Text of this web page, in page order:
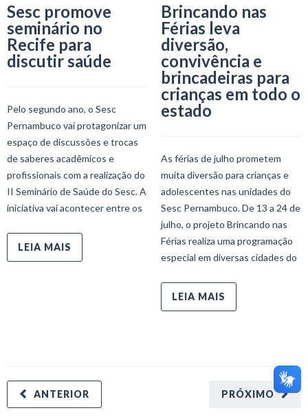
Sesc promove
seminário no
Recife para
discutir saúde
Pelo segundo ano, o Sesc
Pernambuco vai protagonizar um
espaço de discussões e trocas
de saberes acadêmicos e
profissionais com a realização do
II Seminário de Saúde do Sesc. A
iniciativa vai acontecer entre os
LEIA MAIS
Brincando nas
Férias leva
diversão,
convivência e
brincadeiras para
crianças em todo o
estado
As férias de julho prometem
muita diversão para crianças e
adolescentes nas unidades do
Sesc Pernambuco. De 13 a 24 de
julho, o projeto Brincando nas
Férias realiza uma programação
especial em diversas cidades do
LEIA MAIS
PRÓXIMO
ANTERIOR